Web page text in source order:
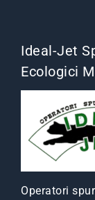
Ideal-Jet
Ecologici
Operatori